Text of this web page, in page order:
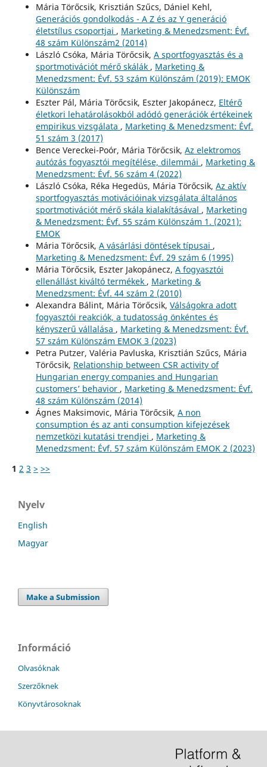
Mária Törőcsik, Krisztián Szűcs, Dániel Kehl,
Generációs gondolkodás - A Z és az Y generáció
életstílus csoportjai , Marketing & Menedzsment: Évf.
48 szám Különszám2 (2014)
László Csóka, Mária Törőcsik, A sportfogyasztás és a
sportmotivációt mérő skálák , Marketing &
Menedzsment: Évf. 53 szám Különszám (2019): EMOK
Különszám
Eszter Pál, Mária Törőcsik, Eszter Jakopánecz, Eltérő
életkori lehatárolásokból adódó generációk értékeinek
empirikus vizsgálata , Marketing & Menedzsment: Évf.
51 szám 3 (2017)
Bence Vereckei-Poór, Mária Törőcsik, Az elektromos
autózás fogyasztói megítélése, dilemmái , Marketing &
Menedzsment: Évf. 56 szám 4 (2022)
László Csóka, Réka Hegedüs, Mária Törőcsik, Az aktív
sportfogyasztás motivációinak vizsgálata általános
sportmotivációt mérő skála kialakításával , Marketing
& Menedzsment: Évf. 55 szám Különszám 1. (2021):
EMOK
Mária Törőcsik, A vásárlási döntések típusai ,
Marketing & Menedzsment: Évf. 29 szám 6 (1995)
Mária Törőcsik, Eszter Jakopánecz, A fogyasztói
ellenállást kiváltó termékek , Marketing &
Menedzsment: Évf. 44 szám 2 (2010)
Alexandra Bálint, Mária Törőcsik, Válságokra adott
fogyasztói reakciók, a tudatosság önkéntes és
kényszerű vállalása , Marketing & Menedzsment: Évf.
57 szám Különszám EMOK 3 (2023)
Petra Putzer, Valéria Pavluska, Krisztián Szűcs, Mária
Törőcsik, Relationship between CSR activity of
Hungarian energy companies and Hungarian
customers’ behavior , Marketing & Menedzsment: Évf.
48 szám Különszám (2014)
Ágnes Maksimovic, Mária Törőcsik, A non
consumption és az anti consumption kifejezések
nemzetközi kutatási trendjei , Marketing &
Menedzsment: Évf. 57 szám Különszám EMOK 2 (2023)
1 2 3 > >>
Nyelv
English
Magyar
Make a Submission
Információ
Olvasóknak
Szerzőknek
Könyvtárosoknak